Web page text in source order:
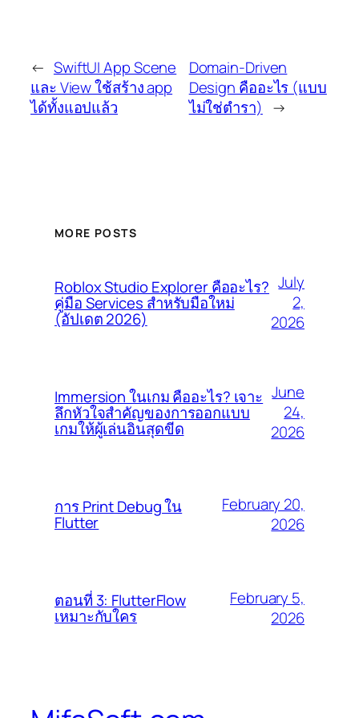
← SwiftUI App Scene
และ View ใช้สร้าง app
ได้ทั้งแอปแล้ว
Domain-Driven
Design คืออะไร (แบบ
ไม่ใช่ตำรา) →
MORE POSTS
Roblox Studio Explorer คืออะไร?
คู่มือ Services สำหรับมือใหม่
(อัปเดต 2026)
July
2,
2026
Immersion ในเกม คืออะไร? เจาะ
ลึกหัวใจสำคัญของการออกแบบ
เกมให้ผู้เล่นอินสุดขีด
June
24,
2026
การ Print Debug ใน
Flutter
February 20,
2026
ตอนที่ 3: FlutterFlow
เหมาะกับใคร
February 5,
2026